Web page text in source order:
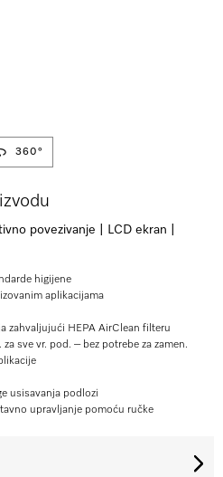
360°
povezivanje | LCD ekran |
higijene
aplikacijama
zahvaljujući HEPA AirClean filteru
za sve vr. pod. – bez potrebe za zamen.
usisavanja podlozi
upravljanje pomoću ručke